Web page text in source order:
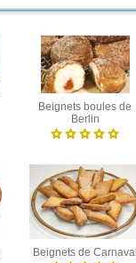
Beignets boules de
Berlin
Beignets de Carnaval